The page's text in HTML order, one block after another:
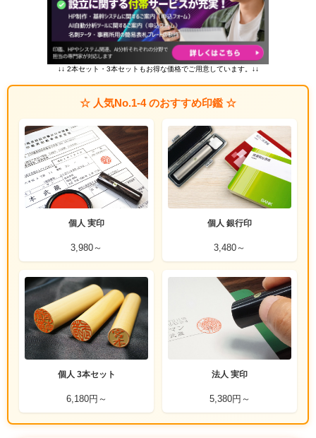
↓↓ 2本セット・3本セットもお得な価格でご用意しています。↓↓
☆ 人気No.1-4 のおすすめ印鑑 ☆
個人 実印
3,980～
個人 銀行印
3,480～
個人 3本セット
6,180円～
法人 実印
5,380円～